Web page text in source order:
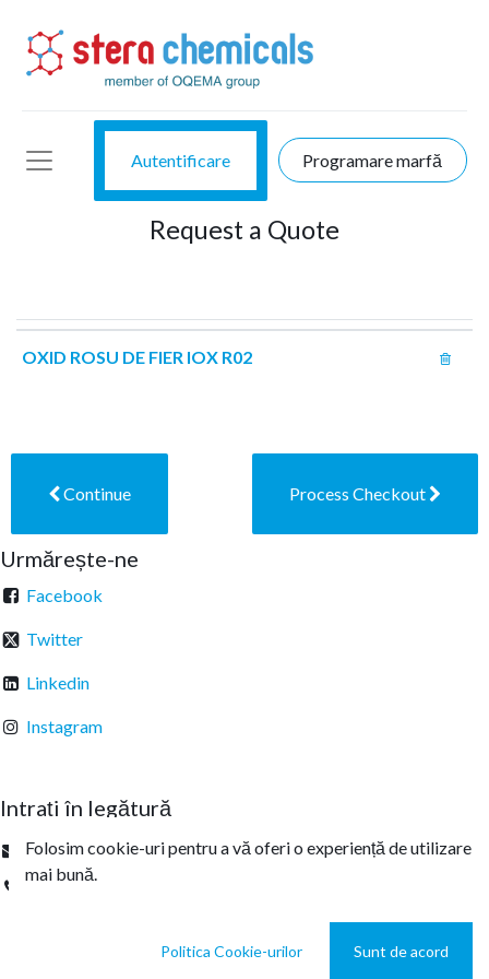
Autentificare Programare marfă
Request a Quote
OXID ROSU DE FIER IOX R02
Continue Process Checkout
Urmărește-ne
Facebook
Twitter
Linkedin
Instagram
Intrați în legătură
office@sterachemicals.ro
+40 21 457 03 22
Folosim cookie-uri pentru a vă oferi o experiență de utilizare
mai bună.
Politica Cookie-urilor Sunt de acord